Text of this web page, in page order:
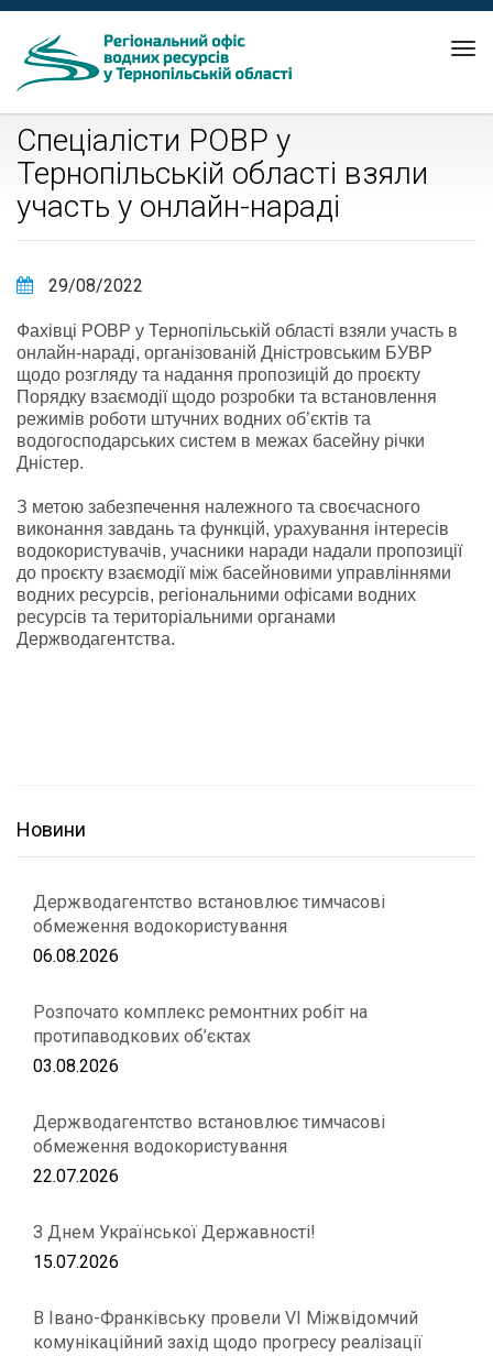
Спеціалісти РОВР у
Тернопільській області взяли
участь у онлайн-нараді
29/08/2022
Фахівці РОВР у Тернопільській області взяли участь в
онлайн-нараді, організованій Дністровським БУВР
щодо розгляду та надання пропозицій до проєкту
Порядку взаємодії щодо розробки та встановлення
режимів роботи штучних водних об’єктів та
водогосподарських систем в межах басейну річки
Дністер.
З метою забезпечення належного та своєчасного
виконання завдань та функцій, урахування інтересів
водокористувачів, учасники наради надали пропозиції
до проєкту взаємодії між басейновими управліннями
водних ресурсів, регіональними офісами водних
ресурсів та територіальними органами
Держводагентства.
Новини
Держводагентство встановлює тимчасові
обмеження водокористування
06.08.2026
Розпочато комплекс ремонтних робіт на
протипаводкових об’єктах
03.08.2026
Держводагентство встановлює тимчасові
обмеження водокористування
22.07.2026
З Днем Української Державності!
15.07.2026
В Івано-Франківську провели VІ Міжвідомчий
комунікаційний захід щодо прогресу реалізації